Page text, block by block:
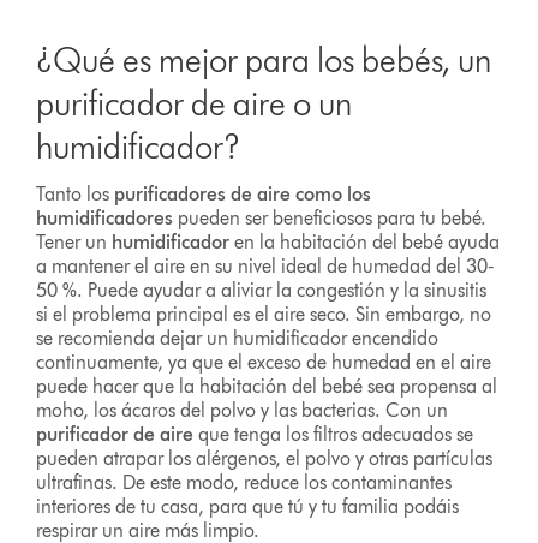
¿Qué es mejor para los bebés, un
purificador de aire o un
humidificador?
Tanto los purificadores de aire como los
humidificadores pueden ser beneficiosos para tu bebé.
Tener un humidificador en la habitación del bebé ayuda
a mantener el aire en su nivel ideal de humedad del 30-
50 %. Puede ayudar a aliviar la congestión y la sinusitis
si el problema principal es el aire seco. Sin embargo, no
se recomienda dejar un humidificador encendido
continuamente, ya que el exceso de humedad en el aire
puede hacer que la habitación del bebé sea propensa al
moho, los ácaros del polvo y las bacterias. Con un
purificador de aire que tenga los filtros adecuados se
pueden atrapar los alérgenos, el polvo y otras partículas
ultrafinas. De este modo, reduce los contaminantes
interiores de tu casa, para que tú y tu familia podáis
respirar un aire más limpio.